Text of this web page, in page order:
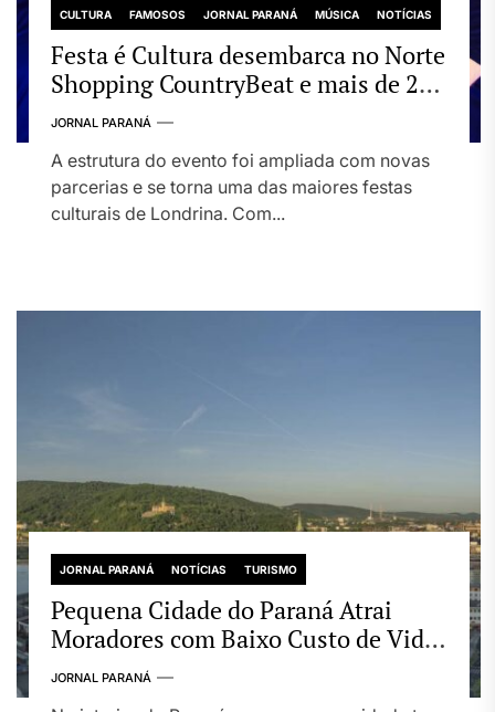
CULTURA FAMOSOS JORNAL PARANÁ MÚSICA NOTÍCIAS
Festa é Cultura desembarca no Norte
Shopping CountryBeat e mais de 20
atrações gratuitas
JORNAL PARANÁ
A estrutura do evento foi ampliada com novas
parcerias e se torna uma das maiores festas
culturais de Londrina. Com...
JORNAL PARANÁ NOTÍCIAS TURISMO
Pequena Cidade do Paraná Atrai
Moradores com Baixo Custo de Vida,
Emprego e Qualidade de Vida
JORNAL PARANÁ